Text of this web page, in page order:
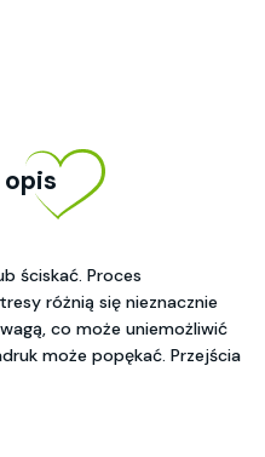
opis
ściskać. Proces
różnią się nieznacznie
co może uniemożliwić
może popękać. Przejścia